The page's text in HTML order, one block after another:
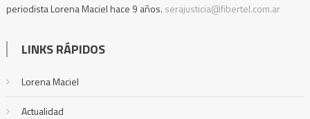
periodista Lorena Maciel hace 9 años. serajusticia@fibertel.com.ar
LINKS RÁPIDOS
Lorena Maciel
Actualidad